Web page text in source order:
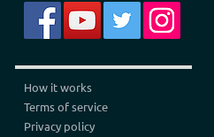
How it works
Terms of service
Privacy policy